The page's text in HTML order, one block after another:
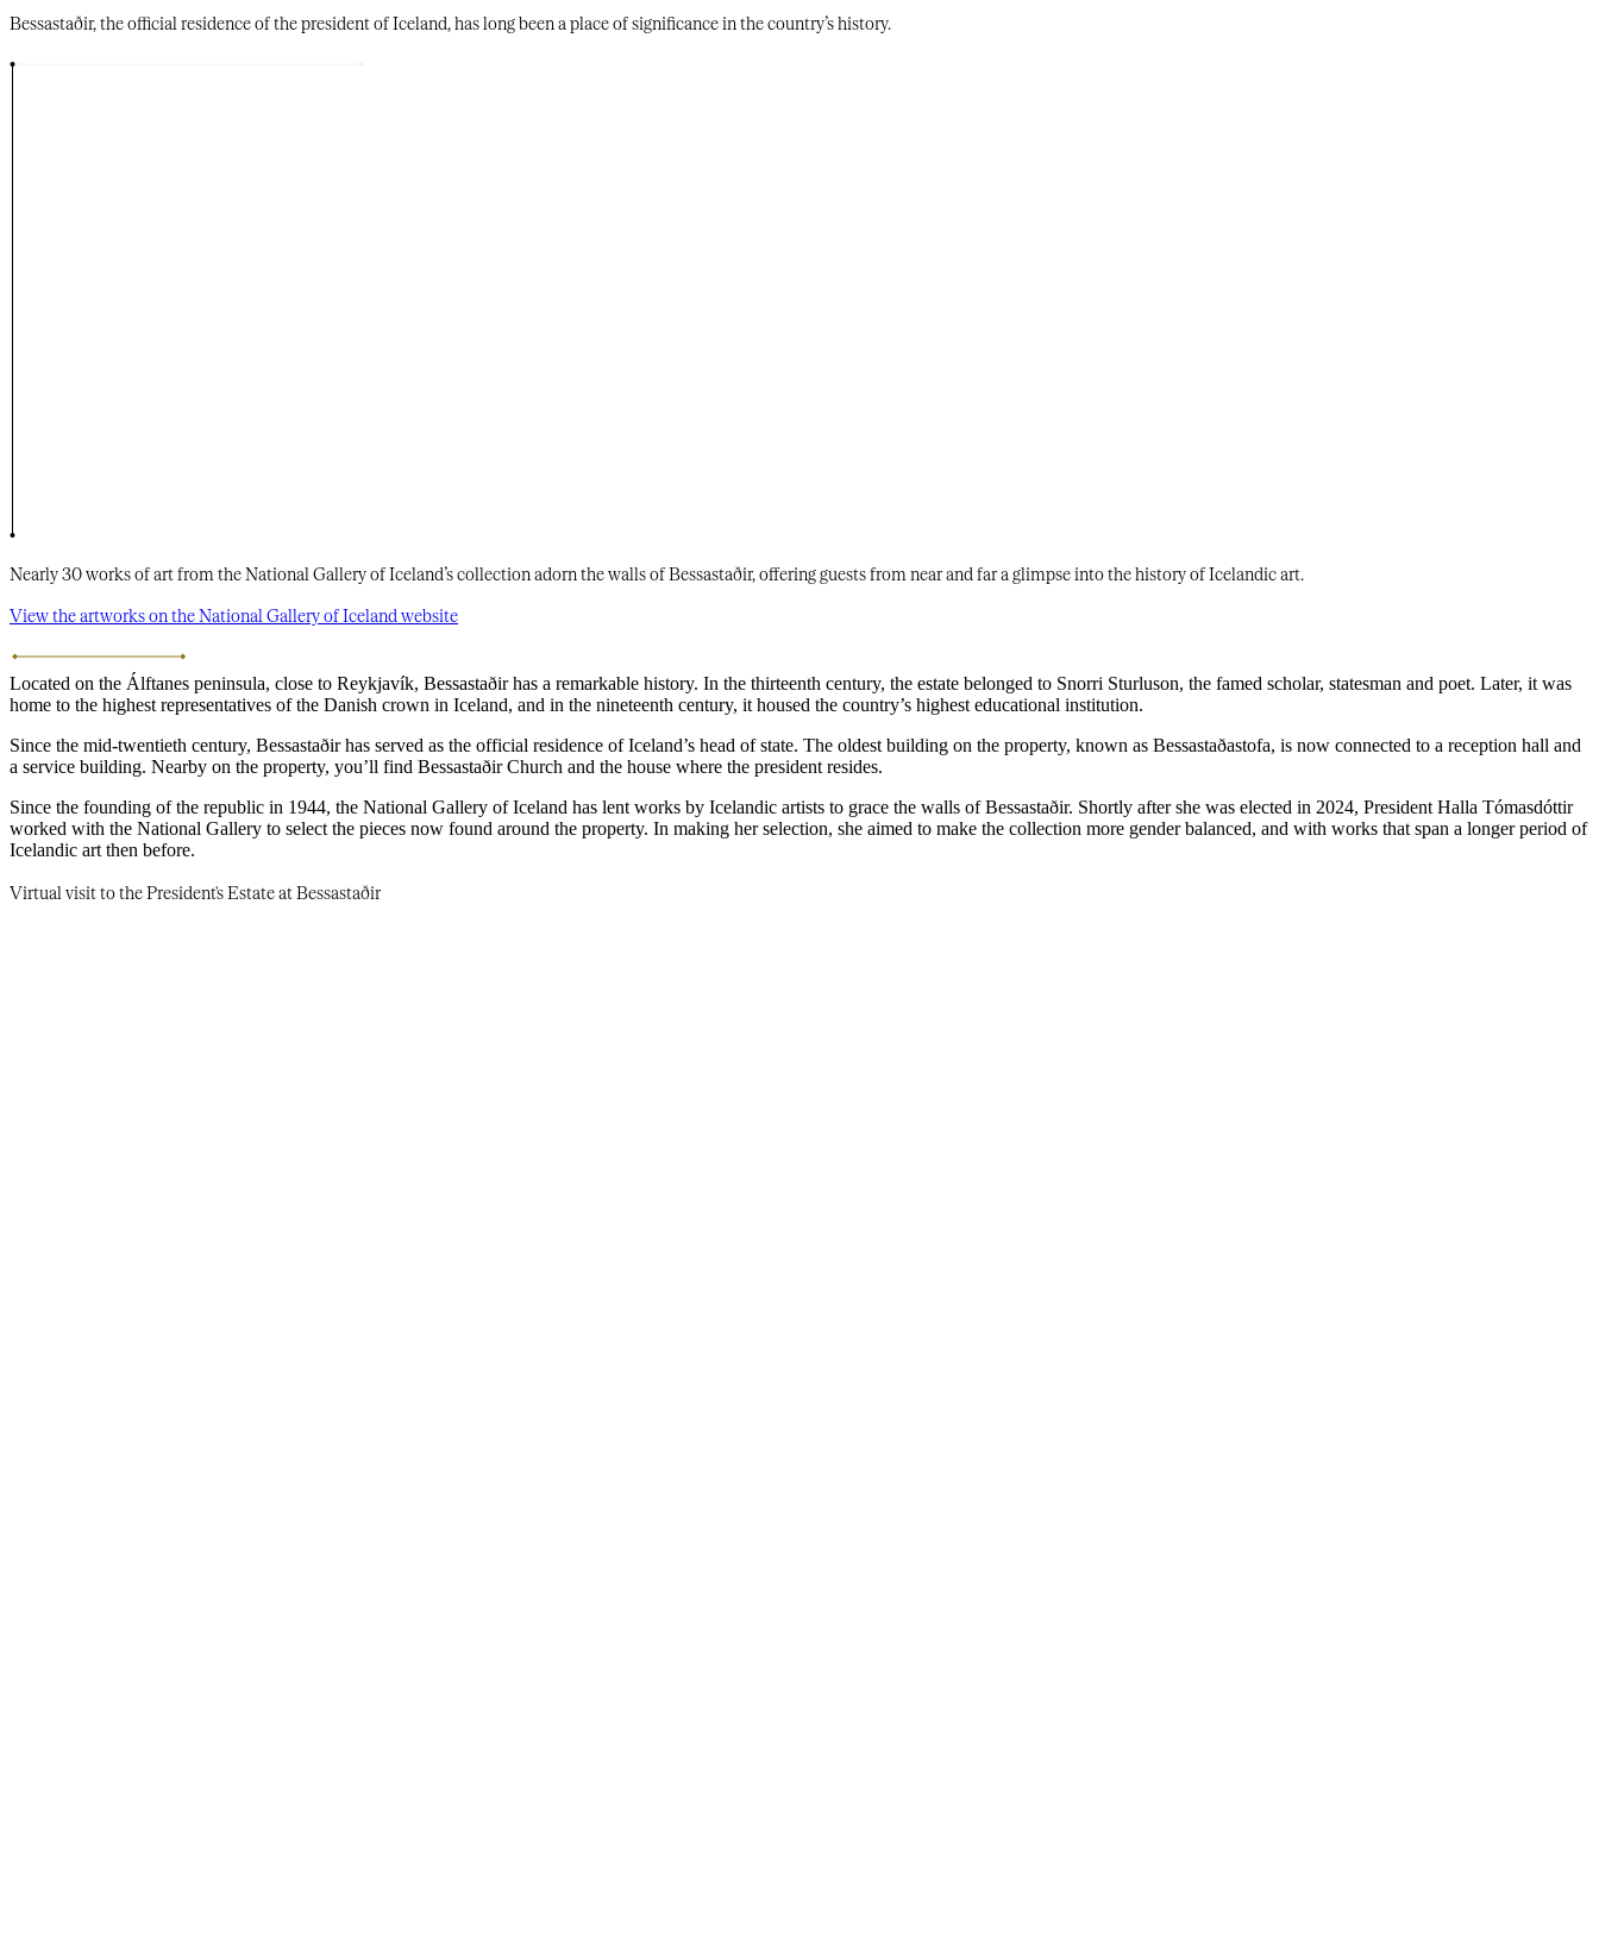
Bessastaðir, the official residence of the president of Iceland, has long been a place of significance in the country’s history.​​​​‌ ‍ ​‍​‍‌‍ ‌ ​‍‌‍‍‌‌‍‌ ‌‍‍‌‌‍ ‍​‍​‍​ ‍‍​‍​‍‌ ​ ‌‍​‌‌‍ ‍‌‍‍‌‌ ‌​‌ ‍‌​‍ ‍‌‍‍‌‌‍ ​‍​‍​‍ ​​‍​‍‌‍‍​‌ ​‍‌‍‌‌‌‍‌‍​‍​‍​ ‍‍​‍​‍‌‍‍​‌ ‌​‌ ‌​‌ ​​‌ ​ ​‍ ​‍ ‌‍‌‍‌‍ ‌ ​‍‌ ​ ‌‍‌‌‌ ‌​‌‍‍‌​‍ ‌‌‍‍‌‌ ​ ‌‍ ​‌‍​‌‌‍ ‍‌‍‌​‌ ​ ​‍ ‍‌ ‌‍‌‍‌‌‌ ​‍‌‍​ ‌‍‌‌‌‍ ​​‍ ‍‌‍​‌‌ ​​‌ ​​​‍ ‌ ​ ‌ ‌​‌ ‌‌‌‍‌​‌‍‍‌‌‍ ​‍ ‌‍‍‌‌‍ ‍‌ ‌​‌‍‌‌‌‍ ‍‌ ‌​​‍ ‌‍‌‌‌‍‌​‌‍‍‌‌ ‌​​‍ ‌‍ ‌‌‍ ‌‍‌​‌‍‌‌​ ‌‌ ​​‌ ​‍‌‍‌‌‌ ​ ‌‍‌‌‌‍ ‍‌ ‌​‌‍​‌‌ ‌​‌‍‍‌‌‍ ‌‍ ‍​ ‍ ‌‍‍‌‌‍‌​​ ‌‌‍​ ‌‍​‍​ ‌​‌‍‌‌​ ​ ‌‍​‌‌‍​ ‌‍​‍​‍ ‌​ ‌‍​ ‍​​ ​‍​ ​ ​‍ ‌​ ‌​‌‍​ ​ ‌​​ ‌​​‍ ‌​ ‍​‌‍​‍‌‍‌​‌‍‌‌​‍ ‌​ ​‌‌‍​‌‌‍​‌‌‍​‍‌‍‌‌​ ‍‌​ ​‌‌‍​‌​ ‍‌‌‍‌‍‌‍​‌​ ​ ​ ‍ ‌ ‌​‌ ‍‌‌ ​​‌‍‌‌​ ‌‌ ​​‌‍​‌‌‍‌ ‌‍‌‌​ ‍ ‌ ​​‌‍​‌‌ ‌​‌‍‍​​ ‌‌ ​​‌‍​‌‌‍‌ ‌‍‌‌‌​​‍‌ ‌‌‌‍‍‌‌‍ ​‌‍‌​‌‍‌‌‌ ​‍​‍‌‌​ ‌‌‌​​‍‌‌ ‌‍‍ ‌‍‌‌‌ ‍‌​‍‌‌​ ​ ‌​‌​​‍‌‌​ ​ ‌​‌​​‍‌‌​ ​‍​ ​‍‌‍​ ‌‍‌​‌‍‌‍‌‍​‌​ ‍​​ ​ ‌‍​‌​ ‍​​ ​‌​ ‍‌​ ​​​ ​‌​‍‌‌​ ​‍​ ​‍​‍‌‌​ ‌‌‌​‌​​‍ ‍‌ ‌​‌‍‌‌‌ ‍​‌ ‌​​ ‌‍​‍‌‍​‌‌ ​ ‌‍‌‌‌‌‌‌‌ ​‍‌‍ ​​ ‌‌‍‍​‌ ‌​‌ ‌​‌ ​​‌ ​ ​‍‌‌​ ​‍‌​‌‍​‍‌‌​ ​‍‌​‌‍‌‍‌‍‌‍ ‌ ​‍‌ ​ ‌‍‌‌‌ ‌​‌‍‍‌​‍ ‌‌‍‍‌‌ ​ ‌‍ ​‌‍​‌‌‍ ‍‌‍‌​‌ ​ ​‍ ‍‌ ‌‍‌‍‌‌‌ ​‍‌‍​ ‌‍‌‌‌‍ ​​‍ ‍‌‍​‌‌ ​​‌ ​​​‍‌‌​ ​‍‌​‌‍‌ ​ ‌ ‌​‌ ‌‌‌‍‌​‌‍‍‌‌‍ ​‍‌‍‌‍‍‌‌‍‌​​ ‌‌‍​ ‌‍​‍​ ‌​‌‍‌‌​ ​ ‌‍​‌‌‍​ ‌‍​‍​‍ ‌​ ‌‍​ ‍​​ ​‍​ ​ ​‍ ‌​ ‌​‌‍​ ​ ‌​​ ‌​​‍ ‌​ ‍​‌‍​‍‌‍‌​‌‍‌‌​‍ ‌​ ​‌‌‍​‌‌‍​‌‌‍​‍‌‍‌‌​ ‍‌​ ​‌‌‍​‌​ ‍‌‌‍‌‍‌‍​‌​ ​ ​‍‌‍‌ ‌​‌ ‍‌‌ ​​‌‍‌‌​ ‌‌ ​​‌‍​‌‌‍‌ ‌‍‌‌​‍‌‍‌ ​​‌‍​‌‌ ‌​‌‍‍​​ ‌‌ ​​‌‍​‌‌‍‌ ‌‍‌‌‌​​‍‌ ‌‌‌‍‍‌‌‍ ​‌‍‌​‌‍‌‌‌ ​‍​‍‌‌​ ‌‌‌​​‍‌‌ ‌‍‍ ‌‍‌‌‌ ‍‌​‍‌‌​ ​ ‌​‌​​‍‌‌​ ​ ‌​‌​​‍‌‌​ ​‍​ ​‍‌‍​ ‌‍‌​‌‍‌‍‌‍​‌​ ‍​​ ​ ‌‍​‌​ ‍​​ ​‌​ ‍‌​ ​​​ ​‌​‍‌‌​ ​‍​ ​‍​‍‌‌​ ‌‌‌​‌​​‍ ‍‌ ‌​‌‍‌‌‌ ‍​‌ ‌​​‍‌‍‌ ​​‌‍‌‌‌ ​‍‌ ​ ‌ ​​‌‍‌‌‌‍​ ‌ ‌​‌‍‍‌‌ ‌‍‌‍‌‌​ ‌‌ ​​‌ ‌‌‌‍​‍‌‍ ​‌‍‍‌‌ ​ ‌‍‍​‌‍‌‌‌‍‌​​‍​‍‌ ‌
Nearly 30 works of art from the National Gallery of Iceland’s collection adorn the walls of Bessastaðir, offering guests from near and far a glimpse into the history of Icelandic art.​​​​‌ ‍ ​‍​‍‌‍ ‌ ​‍‌‍‍‌‌‍‌ ‌‍‍‌‌‍ ‍​‍​‍​ ‍‍​‍​‍‌ ​ ‌‍​‌‌‍ ‍‌‍‍‌‌ ‌​‌ ‍‌​‍ ‍‌‍‍‌‌‍ ​‍​‍​‍ ​​‍​‍‌‍‍​‌ ​‍‌‍‌‌‌‍‌‍​‍​‍​ ‍‍​‍​‍‌‍‍​‌ ‌​‌ ‌​‌ ​​‌ ​ ​‍ ​‍ ‌‍‌‍‌‍ ‌ ​‍‌ ​ ‌‍‌‌‌ ‌​‌‍‍‌​‍ ‌‌‍‍‌‌ ​ ‌‍ ​‌‍​‌‌‍ ‍‌‍‌​‌ ​ ​‍ ‍‌ ‌‍‌‍‌‌‌ ​‍‌‍​ ‌‍‌‌‌‍ ​​‍ ‍‌‍​‌‌ ​​‌ ​​​‍ ‌ ​ ‌ ‌​‌ ‌‌‌‍‌​‌‍‍‌‌‍ ​‍ ‌‍‍‌‌‍ ‍‌ ‌​‌‍‌‌‌‍ ‍‌ ‌​​‍ ‌‍‌‌‌‍‌​‌‍‍‌‌ ‌​​‍ ‌‍ ‌‌‍ ‌‍‌​‌‍‌‌​ ‌‌ ​​‌ ​‍‌‍‌‌‌ ​ ‌‍‌‌‌‍ ‍‌ ‌​‌‍​‌‌ ‌​‌‍‍‌‌‍ ‌‍ ‍​ ‍ ‌‍‍‌‌‍‌​​ ‌‌‍​ ‌‍​‍​ ‌​‌‍‌‌​ ​ ‌‍​‌‌‍​ ‌‍​‍​‍ ‌​ ‌‍​ ‍​​ ​‍​ ​ ​‍ ‌​ ‌​‌‍​ ​ ‌​​ ‌​​‍ ‌​ ‍​‌‍​‍‌‍‌​‌‍‌‌​‍ ‌​ ​‌‌‍​‌‌‍​‌‌‍​‍‌‍‌‌​ ‍‌​ ​‌‌‍​‌​ ‍‌‌‍‌‍‌‍​‌​ ​ ​ ‍ ‌ ‌​‌ ‍‌‌ ​​‌‍‌‌​ ‌‌ ​​‌‍​‌‌‍‌ ‌‍‌‌​ ‍ ‌ ​​‌‍​‌‌ ‌​‌‍‍​​ ‌‌ ​​‌‍​‌‌‍‌ ‌‍‌‌‌​​‍‌ ‌‌‌‍‍‌‌‍ ​‌‍‌​‌‍‌‌‌ ​‍​‍‌‌​ ‌‌‌​​‍‌‌ ‌‍‍ ‌‍‌‌‌ ‍‌​‍‌‌​ ​ ‌​‌​​‍‌‌​ ​ ‌​‌​​‍‌‌​ ​‍​ ​‍‌‍‌​‌‍​‌‌‍​‌​ ‌​​ ​ ​ ‌‌‌‍‌​‌‍‌‍​ ‌‌​ ‌‌​ ​​​ ‍​​‍‌‌​ ​‍​ ​‍​‍‌‌​ ‌‌‌​‌​​‍ ‍‌‍​ ‌‍​‌‌‍ ​‌‍ ​‌‌‌​‌‍ ‌​​‌‌‍​ ‌ ‌​‌‍‍‌‌‍ ‌‍ ‍​‍ ‍‌‍‌​‌‍‌‌‌ ​ ‌‍​ ‌ ​‍‌‍‍‌‌ ​​‌ ‌​‌‍‍‌‌‍ ‌‍ ‍​ ‌‍​‍‌‍​‌‌ ​ ‌‍‌‌‌‌‌‌‌ ​‍‌‍ ​​ ‌‌‍‍​‌ ‌​‌ ‌​‌ ​​‌ ​ ​‍‌‌​ ​‍‌​‌‍​‍‌‌​ ​‍‌​‌‍‌‍‌‍‌‍ ‌ ​‍‌ ​ ‌‍‌‌‌ ‌​‌‍‍‌​‍ ‌‌‍‍‌‌ ​ ‌‍ ​‌‍​‌‌‍ ‍‌‍‌​‌ ​ ​‍ ‍‌ ‌‍‌‍‌‌‌ ​‍‌‍​ ‌‍‌‌‌‍ ​​‍ ‍‌‍​‌‌ ​​‌ ​​​‍‌‌​ ​‍‌​‌‍‌ ​ ‌ ‌​‌ ‌‌‌‍‌​‌‍‍‌‌‍ ​‍‌‍‌‍‍‌‌‍‌​​ ‌‌‍​ ‌‍​‍​ ‌​‌‍‌‌​ ​ ‌‍​‌‌‍​ ‌‍​‍​‍ ‌​ ‌‍​ ‍​​ ​‍​ ​ ​‍ ‌​ ‌​‌‍​ ​ ‌​​ ‌​​‍ ‌​ ‍​‌‍​‍‌‍‌​‌‍‌‌​‍ ‌​ ​‌‌‍​‌‌‍​‌‌‍​‍‌‍‌‌​ ‍‌​ ​‌‌‍​‌​ ‍‌‌‍‌‍‌‍​‌​ ​ ​‍‌‍‌ ‌​‌ ‍‌‌ ​​‌‍‌‌​ ‌‌ ​​‌‍​‌‌‍‌ ‌‍‌‌​‍‌‍‌ ​​‌‍​‌‌ ‌​‌‍‍​​ ‌‌ ​​‌‍​‌‌‍‌ ‌‍‌‌‌​​‍‌ ‌‌‌‍‍‌‌‍ ​‌‍‌​‌‍‌‌‌ ​‍​‍‌‌​ ‌‌‌​​‍‌‌ ‌‍‍ ‌‍‌‌‌ ‍‌​‍‌‌​ ​ ‌​‌​​‍‌‌​ ​ ‌​‌​​‍‌‌​ ​‍​ ​‍‌‍‌​‌‍​‌‌‍​‌​ ‌​​ ​ ​ ‌‌‌‍‌​‌‍‌‍​ ‌‌​ ‌‌​ ​​​ ‍​​‍‌‌​ ​‍​ ​‍​‍‌‌​ ‌‌‌​‌​​‍ ‍‌‍​ ‌‍​‌‌‍ ​‌‍ ​‌‌‌​‌‍ ‌​​‌‌‍​ ‌ ‌​‌‍‍‌‌‍ ‌‍ ‍​‍ ‍‌‍‌​‌‍‌‌‌ ​ ‌‍​ ‌ ​‍‌‍‍‌‌ ​​‌ ‌​‌‍‍‌‌‍ ‌‍ ‍​‍‌‍‌ ​​‌‍‌‌‌ ​‍‌ ​ ‌ ​​‌‍‌‌‌‍​ ‌ ‌​‌‍‍‌‌ ‌‍‌‍‌‌​ ‌‌ ​​‌ ‌‌‌‍​‍‌‍ ​‌‍‍‌‌ ​ ‌‍‍​‌‍‌‌‌‍‌​​‍​‍‌ ‌
View the artworks on the National Gallery of Iceland website​​​​‌ ‍ ​‍​‍‌‍ ‌ ​‍‌‍‍‌‌‍‌ ‌‍‍‌‌‍ ‍​‍​‍​ ‍‍​‍​‍‌ ​ ‌‍​‌‌‍ ‍‌‍‍‌‌ ‌​‌ ‍‌​‍ ‍‌‍‍‌‌‍ ​‍​‍​‍ ​​‍​‍‌‍‍​‌ ​‍‌‍‌‌‌‍‌‍​‍​‍​ ‍‍​‍​‍‌‍‍​‌ ‌​‌ ‌​‌ ​​‌ ​ ​‍ ​‍ ‌‍‌‍‌‍ ‌ ​‍‌ ​ ‌‍‌‌‌ ‌​‌‍‍‌​‍ ‌‌‍‍‌‌ ​ ‌‍ ​‌‍​‌‌‍ ‍‌‍‌​‌ ​ ​‍ ‍‌ ‌‍‌‍‌‌‌ ​‍‌‍​ ‌‍‌‌‌‍ ​​‍ ‍‌‍​‌‌ ​​‌ ​​​‍ ‌ ​ ‌ ‌​‌ ‌‌‌‍‌​‌‍‍‌‌‍ ​‍ ‌‍‍‌‌‍ ‍‌ ‌​‌‍‌‌‌‍ ‍‌ ‌​​‍ ‌‍‌‌‌‍‌​‌‍‍‌‌ ‌​​‍ ‌‍ ‌‌‍ ‌‍‌​‌‍‌‌​ ‌‌ ​​‌ ​‍‌‍‌‌‌ ​ ‌‍‌‌‌‍ ‍‌ ‌​‌‍​‌‌ ‌​‌‍‍‌‌‍ ‌‍ ‍​ ‍ ‌‍‍‌‌‍‌​​ ‌‌‍​ ‌‍​‍​ ‌​‌‍‌‌​ ​ ‌‍​‌‌‍​ ‌‍​‍​‍ ‌​ ‌‍​ ‍​​ ​‍​ ​ ​‍ ‌​ ‌​‌‍​ ​ ‌​​ ‌​​‍ ‌​ ‍​‌‍​‍‌‍‌​‌‍‌‌​‍ ‌​ ​‌‌‍​‌‌‍​‌‌‍​‍‌‍‌‌​ ‍‌​ ​‌‌‍​‌​ ‍‌‌‍‌‍‌‍​‌​ ​ ​ ‍ ‌ ‌​‌ ‍‌‌ ​​‌‍‌‌​ ‌‌ ​​‌‍​‌‌‍‌ ‌‍‌‌​ ‍ ‌ ​​‌‍​‌‌ ‌​‌‍‍​​ ‌‌ ​​‌‍​‌‌‍‌ ‌‍‌‌‌​​‍‌ ‌‌‌‍‍‌‌‍ ​‌‍‌​‌‍‌‌‌ ​‍​‍‌‌​ ‌‌‌​​‍‌‌ ‌‍‍ ‌‍‌‌‌ ‍‌​‍‌‌​ ​ ‌​‌​​‍‌‌​ ​ ‌​‌​​‍‌‌​ ​‍​ ​‍‌‍‌​‌‍​‌‌‍​‌​ ‌​​ ​ ​ ‌‌‌‍‌​‌‍‌‍​ ‌‌​ ‌‌​ ​​​ ‍​​‍‌‌​ ​‍​ ​‍​‍‌‌​ ‌‌‌​‌​​‍ ‍‌‍​ ‌‍​‌‌‍ ​‌‍ ​‌‌‌​‌‍ ‌​​‌‌‍​ ‌ ‌​‌‍‍‌‌‍ ‌‍ ‍​‍ ‍‌‍​ ‌ ‌​‌‍​‌​‍ ‍‌‍ ‍‌‍​‌‌‍ ‌‌‍‌‌​ ‌‍​‍‌‍​‌‌ ​ ‌‍‌‌‌‌‌‌‌ ​‍‌‍ ​​ ‌‌‍‍​‌ ‌​‌ ‌​‌ ​​‌ ​ ​‍‌‌​ ​‍‌​‌‍​‍‌‌​ ​‍‌​‌‍‌‍‌‍‌‍ ‌ ​‍‌ ​ ‌‍‌‌‌ ‌​‌‍‍‌​‍ ‌‌‍‍‌‌ ​ ‌‍ ​‌‍​‌‌‍ ‍‌‍‌​‌ ​ ​‍ ‍‌ ‌‍‌‍‌‌‌ ​‍‌‍​ ‌‍‌‌‌‍ ​​‍ ‍‌‍​‌‌ ​​‌ ​​​‍‌‌​ ​‍‌​‌‍‌ ​ ‌ ‌​‌ ‌‌‌‍‌​‌‍‍‌‌‍ ​‍‌‍‌‍‍‌‌‍‌​​ ‌‌‍​ ‌‍​‍​ ‌​‌‍‌‌​ ​ ‌‍​‌‌‍​ ‌‍​‍​‍ ‌​ ‌‍​ ‍​​ ​‍​ ​ ​‍ ‌​ ‌​‌‍​ ​ ‌​​ ‌​​‍ ‌​ ‍​‌‍​‍‌‍‌​‌‍‌‌​‍ ‌​ ​‌‌‍​‌‌‍​‌‌‍​‍‌‍‌‌​ ‍‌​ ​‌‌‍​‌​ ‍‌‌‍‌‍‌‍​‌​ ​ ​‍‌‍‌ ‌​‌ ‍‌‌ ​​‌‍‌‌​ ‌‌ ​​‌‍​‌‌‍‌ ‌‍‌‌​‍‌‍‌ ​​‌‍​‌‌ ‌​‌‍‍​​ ‌‌ ​​‌‍​‌‌‍‌ ‌‍‌‌‌​​‍‌ ‌‌‌‍‍‌‌‍ ​‌‍‌​‌‍‌‌‌ ​‍​‍‌‌​ ‌‌‌​​‍‌‌ ‌‍‍ ‌‍‌‌‌ ‍‌​‍‌‌​ ​ ‌​‌​​‍‌‌​ ​ ‌​‌​​‍‌‌​ ​‍​ ​‍‌‍‌​‌‍​‌‌‍​‌​ ‌​​ ​ ​ ‌‌‌‍‌​‌‍‌‍​ ‌‌​ ‌‌​ ​​​ ‍​​‍‌‌​ ​‍​ ​‍​‍‌‌​ ‌‌‌​‌​​‍ ‍‌‍​ ‌‍​‌‌‍ ​‌‍ ​‌‌‌​‌‍ ‌​​‌‌‍​ ‌ ‌​‌‍‍‌‌‍ ‌‍ ‍​‍ ‍‌‍​ ‌ ‌​‌‍​‌​‍ ‍‌‍ ‍‌‍​‌‌‍ ‌‌‍‌‌​‍‌‍‌ ​​‌‍‌‌‌ ​‍‌ ​ ‌ ​​‌‍‌‌‌‍​ ‌ ‌​‌‍‍‌‌ ‌‍‌‍‌‌​ ‌‌ ​​‌ ‌‌‌‍​‍‌‍ ​‌‍‍‌‌ ​ ‌‍‍​‌‍‌‌‌‍‌​​‍​‍‌ ‌
Located on the Álftanes peninsula, close to Reykjavík, Bessastaðir has a remarkable history. In the thirteenth century, the estate belonged to Snorri Sturluson, the famed scholar, statesman and poet. Later, it was
home to the highest representatives of the Danish crown in Iceland, and in the nineteenth century, it housed the country’s highest educational institution. ​​​​‌ ‍ ​‍​‍‌‍ ‌ ​‍‌‍‍‌‌‍‌ ‌‍‍‌‌‍ ‍​‍​‍​ ‍‍​‍​‍‌ ​ ‌‍​‌‌‍ ‍‌‍‍‌‌ ‌​‌ ‍‌​‍ ‍‌‍‍‌‌‍ ​‍​‍​‍ ​​‍​‍‌‍‍​‌ ​‍‌‍‌‌‌‍‌‍​‍​‍​ ‍‍​‍​‍‌‍‍​‌ ‌​‌ ‌​‌ ​​‌ ​ ​‍ ​‍ ‌‍‌‍‌‍ ‌ ​‍‌ ​ ‌‍‌‌‌ ‌​‌‍‍‌​‍ ‌‌‍‍‌‌ ​ ‌‍ ​‌‍​‌‌‍ ‍‌‍‌​‌ ​ ​‍ ‍‌ ‌‍‌‍‌‌‌ ​‍‌‍​ ‌‍‌‌‌‍ ​​‍ ‍‌‍​‌‌ ​​‌ ​​​‍ ‌ ​ ‌ ‌​‌ ‌‌‌‍‌​‌‍‍‌‌‍ ​‍ ‌‍‍‌‌‍ ‍‌ ‌​‌‍‌‌‌‍ ‍‌ ‌​​‍ ‌‍‌‌‌‍‌​‌‍‍‌‌ ‌​​‍ ‌‍ ‌‌‍ ‌‍‌​‌‍‌‌​ ‌‌ ​​‌ ​‍‌‍‌‌‌ ​ ‌‍‌‌‌‍ ‍‌ ‌​‌‍​‌‌ ‌​‌‍‍‌‌‍ ‌‍ ‍​ ‍ ‌‍‍‌‌‍‌​​ ‌‌‍​ ‌‍​‍​ ‌​‌‍‌‌​ ​ ‌‍​‌‌‍​ ‌‍​‍​‍ ‌​ ‌‍​ ‍​​ ​‍​ ​ ​‍ ‌​ ‌​‌‍​ ​ ‌​​ ‌​​‍ ‌​ ‍​‌‍​‍‌‍‌​‌‍‌‌​‍ ‌​ ​‌‌‍​‌‌‍​‌‌‍​‍‌‍‌‌​ ‍‌​ ​‌‌‍​‌​ ‍‌‌‍‌‍‌‍​‌​ ​ ​ ‍ ‌ ‌​‌ ‍‌‌ ​​‌‍‌‌​ ‌‌ ​​‌‍​‌‌‍‌ ‌‍‌‌​ ‍ ‌ ​​‌‍​‌‌ ‌​‌‍‍​​ ‌‌ ​​‌‍​‌‌‍‌ ‌‍‌‌‌​​‍‌ ‌‌‌‍‍‌‌‍ ​‌‍‌​‌‍‌‌‌ ​‍​‍‌‌​ ‌‌‌​​‍‌‌ ‌‍‍ ‌‍‌‌‌ ‍‌​‍‌‌​ ​ ‌​‌​​‍‌‌​ ​ ‌​‌​​‍‌‌​ ​‍​ ​‍‌‍‌​‌‍​‌‌‍​‌​ ‌​​ ​ ​ ‌‌‌‍‌​‌‍‌‍​ ‌‌​ ‌‌​ ​​​ ‍​​‍‌‌​ ​‍​ ​‍​‍‌‌​ ‌‌‌​‌​​‍ ‍‌‍​ ‌‍ ‌‍ ‍‌ ‌​‌‍‌‌‌‍ ‍‌ ‌​​‍‌‌​ ‌‌‌​​‍‌‌ ‌‍‍ ‌‍‌‌‌ ‍‌​‍‌‌​ ​ ‌​‌​​‍‌‌​ ​ ‌​‌​​‍‌‌​ ​‍​ ​‍​ ‌ ​ ‍​​ ​‌​ ​​​ ​​‌‍‌‍​ ‍‌​ ​‍​ ‍​‌‍​ ‌‍‌‍‌‍‌​​‍‌‌​ ​‍​ ​‍​‍‌‌​ ‌‌‌​‌​​‍ ‍‌‍​ ‌‍‍​‌‍‍‌‌‍ ​‌‍‌​‌ ​‍‌‍‌‌‌‍ ‍​‍‌‌​ ‌‌‌​​‍‌‌ ‌‍‍ ‌‍‌‌‌ ‍‌​‍‌‌​ ​ ‌​‌​​‍‌‌​ ​ ‌​‌​​‍‌‌​ ​‍​ ​‍​ ‌‌​ ‌ ‌‍​‍‌‍​ ‌‍‌​​ ‌‌​ ‌‍‌‍​‌‌‍‌‌‌‍‌‌​ ‍​‌‍‌‍​‍‌‌​ ​‍​ ​‍​‍‌‌​ ‌‌‌​‌​​‍ ‍‌ ‌​‌‍‌‌‌ ‍​‌ ‌​​ ‌‍​‍‌‍​‌‌ ​ ‌‍‌‌‌‌‌‌‌ ​‍‌‍ ​​ ‌‌‍‍​‌ ‌​‌ ‌​‌ ​​‌ ​ ​‍‌‌​ ​‍‌​‌‍​‍‌‌​ ​‍‌​‌‍‌‍‌‍‌‍ ‌ ​‍‌ ​ ‌‍‌‌‌ ‌​‌‍‍‌​‍ ‌‌‍‍‌‌ ​ ‌‍ ​‌‍​‌‌‍ ‍‌‍‌​‌ ​ ​‍ ‍‌ ‌‍‌‍‌‌‌ ​‍‌‍​ ‌‍‌‌‌‍ ​​‍ ‍‌‍​‌‌ ​​‌ ​​​‍‌‌​ ​‍‌​‌‍‌ ​ ‌ ‌​‌ ‌‌‌‍‌​‌‍‍‌‌‍ ​‍‌‍‌‍‍‌‌‍‌​​ ‌‌‍​ ‌‍​‍​ ‌​‌‍‌‌​ ​ ‌‍​‌‌‍​ ‌‍​‍​‍ ‌​ ‌‍​ ‍​​ ​‍​ ​ ​‍ ‌​ ‌​‌‍​ ​ ‌​​ ‌​​‍ ‌​ ‍​‌‍​‍‌‍‌​‌‍‌‌​‍ ‌​ ​‌‌‍​‌‌‍​‌‌‍​‍‌‍‌‌​ ‍‌​ ​‌‌‍​‌​ ‍‌‌‍‌‍‌‍​‌​ ​ ​‍‌‍‌ ‌​‌ ‍‌‌ ​​‌‍‌‌​ ‌‌ ​​‌‍​‌‌‍‌ ‌‍‌‌​‍‌‍‌ ​​‌‍​‌‌ ‌​‌‍‍​​ ‌‌ ​​‌‍​‌‌‍‌ ‌‍‌‌‌​​‍‌ ‌‌‌‍‍‌‌‍ ​‌‍‌​‌‍‌‌‌ ​‍​‍‌‌​ ‌‌‌​​‍‌‌ ‌‍‍ ‌‍‌‌‌ ‍‌​‍‌‌​ ​ ‌​‌​​‍‌‌​ ​ ‌​‌​​‍‌‌​ ​‍​ ​‍‌‍‌​‌‍​‌‌‍​‌​ ‌​​ ​ ​ ‌‌‌‍‌​‌‍‌‍​ ‌‌​ ‌‌​ ​​​ ‍​​‍‌‌​ ​‍​ ​‍​‍‌‌​ ‌‌‌​‌​​‍ ‍‌‍​ ‌‍ ‌‍ ‍‌ ‌​‌‍‌‌‌‍ ‍‌ ‌​​‍‌‌​ ‌‌‌​​‍‌‌ ‌‍‍ ‌‍‌‌‌ ‍‌​‍‌‌​ ​ ‌​‌​​‍‌‌​ ​ ‌​‌​​‍‌‌​ ​‍​ ​‍​ ‌ ​ ‍​​ ​‌​ ​​​ ​​‌‍‌‍​ ‍‌​ ​‍​ ‍​‌‍​ ‌‍‌‍‌‍‌​​‍‌‌​ ​‍​ ​‍​‍‌‌​ ‌‌‌​‌​​‍ ‍‌‍​ ‌‍‍​‌‍‍‌‌‍ ​‌‍‌​‌ ​‍‌‍‌‌‌‍ ‍​‍‌‌​ ‌‌‌​​‍‌‌ ‌‍‍ ‌‍‌‌‌ ‍‌​‍‌‌​ ​ ‌​‌​​‍‌‌​ ​ ‌​‌​​‍‌‌​ ​‍​ ​‍​ ‌‌​ ‌ ‌‍​‍‌‍​ ‌‍‌​​ ‌‌​ ‌‍‌‍​‌‌‍‌‌‌‍‌‌​ ‍​‌‍‌‍​‍‌‌​ ​‍​ ​‍​‍‌‌​ ‌‌‌​‌​​‍ ‍‌ ‌​‌‍‌‌‌ ‍​‌ ‌​​‍‌‍‌ ​​‌‍‌‌‌ ​‍‌ ​ ‌ ​​‌‍‌‌‌‍​ ‌ ‌​‌‍‍‌‌ ‌‍‌‍‌‌​ ‌‌ ​​‌ ‌‌‌‍​‍‌‍ ​‌‍‍‌‌ ​ ‌‍‍​‌‍‌‌‌‍‌​​‍​‍‌ ‌
Since the mid-twentieth century, Bessastaðir has served as the official residence of Iceland’s head of state. The oldest building on the property, known as Bessastaðastofa, is now connected to a reception hall and
a service building. Nearby on the property, you’ll find Bessastaðir Church and the house where the president resides. ‍ ​​‌ ‍‌​‍ ​‌ ‌​‌ ​​​​‍​‌‍​​​​ ​ ​​​ ​​​ ​​‌ ​‍​​‍ ‌​​‍​​‌ ​ ‌​​ ​​​ ​‍​ ​ ​‍ ‌​ ‌ ​ ‌​​ ‌​​‍ ‌​ ‌​ ‍‌​ ​ ​ ​​‌​ ‌ ​ ‌ ​ ‌ ​‍​ ‌​​ ​ ​ ‌‌​ ‌‌​ ​​​ ‍​ ​‍​ ​ ‌ ​ ‌ ​‍​ ‌​ ​ ‌ ​ ​ ​‍​ ​ ​ ‌ ​ ‌ ​‍​ ​ ​ ​ ​‍​ ‌​​ ​ ‌ ​ ‌ ​‍​ ​​​ ​​​‌ ‌​‌ ​ ‌ ​‌‍​ ​ ‌ ​ ​ ​​​ ​​​ ​​‌ ​‌​​ ​‍​ ​ ​‍ ‌​ ‌ ​ ‌​​ ‌​​‍ ‌​ ‌​ ‍‌​ ​ ​ ‌​‌ ‌ ​ ‌ ​ ‌ ​‍​ ‌​​ ​ ​ ‌‌​ ‌‌​ ​​​ ‍​ ​‍​ ​ ‌ ​ ‌ ​‍​ ‌​ ​ ‌ ​ ​ ​‍​ ​ ​ ‌ ​ ‌ ​‍​ ​ ​ ​ ​‍​ ‌​​ ​ ‌ ​ ‌ ​‍​ ​‍‌ ​ ‌ ​​​‌ ​ ‌​​​​‌ ‍ ​‍​‍‌‍ ‌ ​‍‌‍‍‌‌‍‌ ‌‍‍‌‌‍ ‍​‍​‍​ ‍‍​‍​‍‌ ​ ‌‍​‌‌‍ ‍‌‍‍‌‌ ‌​‌ ‍‌​‍ ‍‌‍‍‌‌‍ ​‍​‍​‍ ​​‍​‍‌‍‍​‌ ​‍‌‍‌‌‌‍‌‍​‍​‍​ ‍‍​‍​‍‌‍‍​‌ ‌​‌ ‌​‌ ​​‌ ​ ​‍ ​‍ ‌‍‌‍‌‍ ‌ ​‍‌ ​ ‌‍‌‌‌ ‌​‌‍‍‌​‍ ‌‌‍‍‌‌ ​ ‌‍ ​‌‍​‌‌‍ ‍‌‍‌​‌ ​ ​‍ ‍‌ ‌‍‌‍‌‌‌ ​‍‌‍​ ‌‍‌‌‌‍ ​​‍ ‍‌‍​‌‌ ​​‌ ​​​‍ ‌ ​ ‌ ‌​‌ ‌‌‌‍‌​‌‍‍‌‌‍ ​‍ ‌‍‍‌‌‍ ‍‌ ‌​‌‍‌‌‌‍ ‍‌ ‌​​‍ ‌‍‌‌‌‍‌​‌‍‍‌‌ ‌​​‍ ‌‍ ‌‌‍ ‌‍‌​‌‍‌‌​ ‌‌ ​​‌ ​‍‌‍‌‌‌ ​ ‌‍‌‌‌‍ ‍‌ ‌​‌‍​‌‌ ‌​‌‍‍‌‌‍ ‌‍ ‍​ ‍ ‌‍‍‌‌‍‌​​ ‌‌‍​ ‌‍​‍​ ‌​‌‍‌‌​ ​ ‌‍​‌‌‍​ ‌‍​‍​‍ ‌​ ‌‍​ ‍​​ ​‍​ ​ ​‍ ‌​ ‌​‌‍​ ​ ‌​​ ‌​​‍ ‌​ ‍​‌‍​‍‌‍‌​‌‍‌‌​‍ ‌​ ​‌‌‍​‌‌‍​‌‌‍​‍‌‍‌‌​ ‍‌​ ​‌‌‍​‌​ ‍‌‌‍‌‍‌‍​‌​ ​ ​ ‍ ‌ ‌​‌ ‍‌‌ ​​‌‍‌‌​ ‌‌ ​​‌‍​‌‌‍‌ ‌‍‌‌​ ‍ ‌ ​​‌‍​‌‌ ‌​‌‍‍​​ ‌‌ ​​‌‍​‌‌‍‌ ‌‍‌‌‌​​‍‌ ‌‌‌‍‍‌‌‍ ​‌‍‌​‌‍‌‌‌ ​‍​‍‌‌​ ‌‌‌​​‍‌‌ ‌‍‍ ‌‍‌‌‌ ‍‌​‍‌‌​ ​ ‌​‌​​‍‌‌​ ​ ‌​‌​​‍‌‌​ ​‍​ ​‍‌‍‌​‌‍​‌‌‍​‌​ ‌​​ ​ ​ ‌‌‌‍‌​‌‍‌‍​ ‌‌​ ‌‌​ ​​​ ‍​​‍‌‌​ ​‍​ ​‍​‍‌‌​ ‌‌‌​‌​​‍ ‍‌‍​ ‌‍ ‌‍ ‍‌ ‌​‌‍‌‌‌‍ ‍‌ ‌​​‍‌‌​ ‌‌‌​​‍‌‌ ‌‍‍ ‌‍‌‌‌ ‍‌​‍‌‌​ ​ ‌​‌​​‍‌‌​ ​ ‌​‌​​‍‌‌​ ​‍​ ​‍​ ‌‌​ ‌ ​ ‍​​ ‌‍​ ‌‌​ ‍​‌‍‌‍​ ‍​​ ‍‌‌‍​‍​ ‌‌​ ‍​​‍‌‌​ ​‍​ ​‍​‍‌‌​ ‌‌‌​‌​​‍ ‍‌‍​ ‌‍‍​‌‍‍‌‌‍ ​‌‍‌​‌ ​‍‌‍‌‌‌‍ ‍​‍‌‌​ ‌‌‌​​‍‌‌ ‌‍‍ ‌‍‌‌‌ ‍‌​‍‌‌​ ​ ‌​‌​​‍‌‌​ ​ ‌​‌​​‍‌‌​ ​‍​ ​‍​ ‌‌​ ‌ ‌‍​‍‌‍​ ‌‍‌​​ ‌‌​ ‌‍‌‍​‌‌‍‌‌‌‍‌‌​ ‍​‌‍‌‍​‍‌‌​ ​‍​ ​‍​‍‌‌​ ‌‌‌​‌​​‍ ‍‌ ‌​‌‍‌‌‌ ‍​‌ ‌​​ ‌‍​‍‌‍​‌‌ ​ ‌‍‌‌‌‌‌‌‌ ​‍‌‍ ​​ ‌‌‍‍​‌ ‌​‌ ‌​‌ ​​‌ ​ ​‍‌‌​ ​‍‌​‌‍​‍‌‌​ ​‍‌​‌‍‌‍‌‍‌‍ ‌ ​‍‌ ​ ‌‍‌‌‌ ‌​‌‍‍‌​‍ ‌‌‍‍‌‌ ​ ‌‍ ​‌‍​‌‌‍ ‍‌‍‌​‌ ​ ​‍ ‍‌ ‌‍‌‍‌‌‌ ​‍‌‍​ ‌‍‌‌‌‍ ​​‍ ‍‌‍​‌‌ ​​‌ ​​​‍‌‌​ ​‍‌​‌‍‌ ​ ‌ ‌​‌ ‌‌‌‍‌​‌‍‍‌‌‍ ​‍‌‍‌‍‍‌‌‍‌​​ ‌‌‍​ ‌‍​‍​ ‌​‌‍‌‌​ ​ ‌‍​‌‌‍​ ‌‍​‍​‍ ‌​ ‌‍​ ‍​​ ​‍​ ​ ​‍ ‌​ ‌​‌‍​ ​ ‌​​ ‌​​‍ ‌​ ‍​‌‍​‍‌‍‌​‌‍‌‌​‍ ‌​ ​‌‌‍​‌‌‍​‌‌‍​‍‌‍‌‌​ ‍‌​ ​‌‌‍​‌​ ‍‌‌‍‌‍‌‍​‌​ ​ ​‍‌‍‌ ‌​‌ ‍‌‌ ​​‌‍‌‌​ ‌‌ ​​‌‍​‌‌‍‌ ‌‍‌‌​‍‌‍‌ ​​‌‍​‌‌ ‌​‌‍‍​​ ‌‌ ​​‌‍​‌‌‍‌ ‌‍‌‌‌​​‍‌ ‌‌‌‍‍‌‌‍ ​‌‍‌​‌‍‌‌‌ ​‍​‍‌‌​ ‌‌‌​​‍‌‌ ‌‍‍ ‌‍‌‌‌ ‍‌​‍‌‌​ ​ ‌​‌​​‍‌‌​ ​ ‌​‌​​‍‌‌​ ​‍​ ​‍‌‍‌​‌‍​‌‌‍​‌​ ‌​​ ​ ​ ‌‌‌‍‌​‌‍‌‍​ ‌‌​ ‌‌​ ​​​ ‍​​‍‌‌​ ​‍​ ​‍​‍‌‌​ ‌‌‌​‌​​‍ ‍‌‍​ ‌‍ ‌‍ ‍‌ ‌​‌‍‌‌‌‍ ‍‌ ‌​​‍‌‌​ ‌‌‌​​‍‌‌ ‌‍‍ ‌‍‌‌‌ ‍‌​‍‌‌​ ​ ‌​‌​​‍‌‌​ ​ ‌​‌​​‍‌‌​ ​‍​ ​‍​ ‌‌​ ‌ ​ ‍​​ ‌‍​ ‌‌​ ‍​‌‍‌‍​ ‍​​ ‍‌‌‍​‍​ ‌‌​ ‍​​‍‌‌​ ​‍​ ​‍​‍‌‌​ ‌‌‌​‌​​‍ ‍‌‍​ ‌‍‍​‌‍‍‌‌‍ ​‌‍‌​‌ ​‍‌‍‌‌‌‍ ‍​‍‌‌​ ‌‌‌​​‍‌‌ ‌‍‍ ‌‍‌‌‌ ‍‌​‍‌‌​ ​ ‌​‌​​‍‌‌​ ​ ‌​‌​​‍‌‌​ ​‍​ ​‍​ ‌‌​ ‌ ‌‍​‍‌‍​ ‌‍‌​​ ‌‌​ ‌‍‌‍​‌‌‍‌‌‌‍‌‌​ ‍​‌‍‌‍​‍‌‌​ ​‍​ ​‍​‍‌‌​ ‌‌‌​‌​​‍ ‍‌ ‌​‌‍‌‌‌ ‍​‌ ‌​​‍‌‍‌ ​​‌‍‌‌‌ ​‍‌ ​ ‌ ​​‌‍‌‌‌‍​ ‌ ‌​‌‍‍‌‌ ‌‍‌‍‌‌​ ‌‌ ​​‌ ‌‌‌‍​‍‌‍ ​‌‍‍‌‌ ​ ‌‍‍​‌‍‌‌‌‍‌​​‍​‍‌ ‌
Since the founding of the republic in 1944, the National Gallery of Iceland has lent works by Icelandic artists to grace the walls of Bessastaðir. Shortly after she was elected in 2024, President Halla Tómasdóttir
worked with the National Gallery to select the pieces now found around the property. In making her selection, she aimed to make the collection more gender balanced, and with works that span a longer period of
Icelandic art then before.​​​​‌ ‍ ​‍​‍‌‍ ‌ ​‍‌‍‍‌‌‍‌ ‌‍‍‌‌‍ ‍​‍​‍​ ‍‍​‍​‍‌ ​ ‌‍​‌‌‍ ‍‌‍‍‌‌ ‌​‌ ‍‌​‍ ‍‌‍‍‌‌‍ ​‍​‍​‍ ​​‍​‍‌‍‍​‌ ​‍‌‍‌‌‌‍‌‍​‍​‍​ ‍‍​‍​‍‌‍‍​‌ ‌​‌ ‌​‌ ​​‌ ​ ​‍ ​‍ ‌‍‌‍‌‍ ‌ ​‍‌ ​ ‌‍‌‌‌ ‌​‌‍‍‌​‍ ‌‌‍‍‌‌ ​ ‌‍ ​‌‍​‌‌‍ ‍‌‍‌​‌ ​ ​‍ ‍‌ ‌‍‌‍‌‌‌ ​‍‌‍​ ‌‍‌‌‌‍ ​​‍ ‍‌‍​‌‌ ​​‌ ​​​‍ ‌ ​ ‌ ‌​‌ ‌‌‌‍‌​‌‍‍‌‌‍ ​‍ ‌‍‍‌‌‍ ‍‌ ‌​‌‍‌‌‌‍ ‍‌ ‌​​‍ ‌‍‌‌‌‍‌​‌‍‍‌‌ ‌​​‍ ‌‍ ‌‌‍ ‌‍‌​‌‍‌‌​ ‌‌ ​​‌ ​‍‌‍‌‌‌ ​ ‌‍‌‌‌‍ ‍‌ ‌​‌‍​‌‌ ‌​‌‍‍‌‌‍ ‌‍ ‍​ ‍ ‌‍‍‌‌‍‌​​ ‌‌‍​ ‌‍​‍​ ‌​‌‍‌‌​ ​ ‌‍​‌‌‍​ ‌‍​‍​‍ ‌​ ‌‍​ ‍​​ ​‍​ ​ ​‍ ‌​ ‌​‌‍​ ​ ‌​​ ‌​​‍ ‌​ ‍​‌‍​‍‌‍‌​‌‍‌‌​‍ ‌​ ​‌‌‍​‌‌‍​‌‌‍​‍‌‍‌‌​ ‍‌​ ​‌‌‍​‌​ ‍‌‌‍‌‍‌‍​‌​ ​ ​ ‍ ‌ ‌​‌ ‍‌‌ ​​‌‍‌‌​ ‌‌ ​​‌‍​‌‌‍‌ ‌‍‌‌​ ‍ ‌ ​​‌‍​‌‌ ‌​‌‍‍​​ ‌‌ ​​‌‍​‌‌‍‌ ‌‍‌‌‌​​‍‌ ‌‌‌‍‍‌‌‍ ​‌‍‌​‌‍‌‌‌ ​‍​‍‌‌​ ‌‌‌​​‍‌‌ ‌‍‍ ‌‍‌‌‌ ‍‌​‍‌‌​ ​ ‌​‌​​‍‌‌​ ​ ‌​‌​​‍‌‌​ ​‍​ ​‍‌‍‌​‌‍​‌‌‍​‌​ ‌​​ ​ ​ ‌‌‌‍‌​‌‍‌‍​ ‌‌​ ‌‌​ ​​​ ‍​​‍‌‌​ ​‍​ ​‍​‍‌‌​ ‌‌‌​‌​​‍ ‍‌‍​ ‌‍ ‌‍ ‍‌ ‌​‌‍‌‌‌‍ ‍‌ ‌​​‍‌‌​ ‌‌‌​​‍‌‌ ‌‍‍ ‌‍‌‌‌ ‍‌​‍‌‌​ ​ ‌​‌​​‍‌‌​ ​ ‌​‌​​‍‌‌​ ​‍​ ​‍​ ​‌​ ​​​ ‌‍​ ‍‌​ ‌‌‌‍​ ​ ​‍‌‍​‌​ ‌​​ ‌‍‌‍​‍​ ‍‌​‍‌‌​ ​‍​ ​‍​‍‌‌​ ‌‌‌​‌​​‍ ‍‌‍​ ‌‍‍​‌‍‍‌‌‍ ​‌‍‌​‌ ​‍‌‍‌‌‌‍ ‍​‍‌‌​ ‌‌‌​​‍‌‌ ‌‍‍ ‌‍‌‌‌ ‍‌​‍‌‌​ ​ ‌​‌​​‍‌‌​ ​ ‌​‌​​‍‌‌​ ​‍​ ​‍​ ​‌​ ​‍​ ‌ ‌‍​ ‌‍‌‍​ ‌​​ ‍‌​ ‌‌​ ​‌‌‍​ ​ ‌​‌‍‌​​‍‌‌​ ​‍​ ​‍​‍‌‌​ ‌‌‌​‌​​‍ ‍‌ ‌​‌‍‌‌‌ ‍​‌ ‌​​ ‌‍​‍‌‍​‌‌ ​ ‌‍‌‌‌‌‌‌‌ ​‍‌‍ ​​ ‌‌‍‍​‌ ‌​‌ ‌​‌ ​​‌ ​ ​‍‌‌​ ​‍‌​‌‍​‍‌‌​ ​‍‌​‌‍‌‍‌‍‌‍ ‌ ​‍‌ ​ ‌‍‌‌‌ ‌​‌‍‍‌​‍ ‌‌‍‍‌‌ ​ ‌‍ ​‌‍​‌‌‍ ‍‌‍‌​‌ ​ ​‍ ‍‌ ‌‍‌‍‌‌‌ ​‍‌‍​ ‌‍‌‌‌‍ ​​‍ ‍‌‍​‌‌ ​​‌ ​​​‍‌‌​ ​‍‌​‌‍‌ ​ ‌ ‌​‌ ‌‌‌‍‌​‌‍‍‌‌‍ ​‍‌‍‌‍‍‌‌‍‌​​ ‌‌‍​ ‌‍​‍​ ‌​‌‍‌‌​ ​ ‌‍​‌‌‍​ ‌‍​‍​‍ ‌​ ‌‍​ ‍​​ ​‍​ ​ ​‍ ‌​ ‌​‌‍​ ​ ‌​​ ‌​​‍ ‌​ ‍​‌‍​‍‌‍‌​‌‍‌‌​‍ ‌​ ​‌‌‍​‌‌‍​‌‌‍​‍‌‍‌‌​ ‍‌​ ​‌‌‍​‌​ ‍‌‌‍‌‍‌‍​‌​ ​ ​‍‌‍‌ ‌​‌ ‍‌‌ ​​‌‍‌‌​ ‌‌ ​​‌‍​‌‌‍‌ ‌‍‌‌​‍‌‍‌ ​​‌‍​‌‌ ‌​‌‍‍​​ ‌‌ ​​‌‍​‌‌‍‌ ‌‍‌‌‌​​‍‌ ‌‌‌‍‍‌‌‍ ​‌‍‌​‌‍‌‌‌ ​‍​‍‌‌​ ‌‌‌​​‍‌‌ ‌‍‍ ‌‍‌‌‌ ‍‌​‍‌‌​ ​ ‌​‌​​‍‌‌​ ​ ‌​‌​​‍‌‌​ ​‍​ ​‍‌‍‌​‌‍​‌‌‍​‌​ ‌​​ ​ ​ ‌‌‌‍‌​‌‍‌‍​ ‌‌​ ‌‌​ ​​​ ‍​​‍‌‌​ ​‍​ ​‍​‍‌‌​ ‌‌‌​‌​​‍ ‍‌‍​ ‌‍ ‌‍ ‍‌ ‌​‌‍‌‌‌‍ ‍‌ ‌​​‍‌‌​ ‌‌‌​​‍‌‌ ‌‍‍ ‌‍‌‌‌ ‍‌​‍‌‌​ ​ ‌​‌​​‍‌‌​ ​ ‌​‌​​‍‌‌​ ​‍​ ​‍​ ​‌​ ​​​ ‌‍​ ‍‌​ ‌‌‌‍​ ​ ​‍‌‍​‌​ ‌​​ ‌‍‌‍​‍​ ‍‌​‍‌‌​ ​‍​ ​‍​‍‌‌​ ‌‌‌​‌​​‍ ‍‌‍​ ‌‍‍​‌‍‍‌‌‍ ​‌‍‌​‌ ​‍‌‍‌‌‌‍ ‍​‍‌‌​ ‌‌‌​​‍‌‌ ‌‍‍ ‌‍‌‌‌ ‍‌​‍‌‌​ ​ ‌​‌​​‍‌‌​ ​ ‌​‌​​‍‌‌​ ​‍​ ​‍​ ​‌​ ​‍​ ‌ ‌‍​ ‌‍‌‍​ ‌​​ ‍‌​ ‌‌​ ​‌‌‍​ ​ ‌​‌‍‌​​‍‌‌​ ​‍​ ​‍​‍‌‌​ ‌‌‌​‌​​‍ ‍‌ ‌​‌‍‌‌‌ ‍​‌ ‌​​‍‌‍‌ ​​‌‍‌‌‌ ​‍‌ ​ ‌ ​​‌‍‌‌‌‍​ ‌ ‌​‌‍‍‌‌ ‌‍‌‍‌‌​ ‌‌ ​​‌ ‌‌‌‍​‍‌‍ ​‌‍‍‌‌ ​ ‌‍‍​‌‍‌‌‌‍‌​​‍​‍‌ ‌
Virtual visit to the President's Estate at Bessastaðir​​​​‌ ‍ ​‍​‍‌‍ ‌ ​‍‌‍‍‌‌‍‌ ‌‍‍‌‌‍ ‍​‍​‍​ ‍‍​‍​‍‌ ​ ‌‍​‌‌‍ ‍‌‍‍‌‌ ‌​‌ ‍‌​‍ ‍‌‍‍‌‌‍ ​‍​‍​‍ ​​‍​‍‌‍‍​‌ ​‍‌‍‌‌‌‍‌‍​‍​‍​ ‍‍​‍​‍‌‍‍​‌ ‌​‌ ‌​‌ ​​‌ ​ ​‍ ​‍ ‌‍‌‍‌‍ ‌ ​‍‌ ​ ‌‍‌‌‌ ‌​‌‍‍‌​‍ ‌‌‍‍‌‌ ​ ‌‍ ​‌‍​‌‌‍ ‍‌‍‌​‌ ​ ​‍ ‍‌ ‌‍‌‍‌‌‌ ​‍‌‍​ ‌‍‌‌‌‍ ​​‍ ‍‌‍​‌‌ ​​‌ ​​​‍ ‌ ​ ‌ ‌​‌ ‌‌‌‍‌​‌‍‍‌‌‍ ​‍ ‌‍‍‌‌‍ ‍‌ ‌​‌‍‌‌‌‍ ‍‌ ‌​​‍ ‌‍‌‌‌‍‌​‌‍‍‌‌ ‌​​‍ ‌‍ ‌‌‍ ‌‍‌​‌‍‌‌​ ‌‌ ​​‌ ​‍‌‍‌‌‌ ​ ‌‍‌‌‌‍ ‍‌ ‌​‌‍​‌‌ ‌​‌‍‍‌‌‍ ‌‍ ‍​ ‍ ‌‍‍‌‌‍‌​​ ‌‌‍​‌‌ ​‍‌ ‌​‌​‌ ‌‍​‌‌‍ ​‌‍ ​‌‍‌‌‌ ​‍‌ ‍‌​‍ ‌‌‍‌‌‌‍ ‍​ ‍ ‌ ‌​‌ ‍‌‌ ​​‌‍‌‌​ ‌‌‍​‌‌ ​‍‌ ‌​‌​‌ ‌‍​‌‌‍ ​‌‍ ​‌‍‌‌‌ ​‍‌ ‍‌​ ‍ ‌ ​​‌‍​‌‌ ‌​‌‍‍​​ ‌‌‍ ​‌‍​‌‌‍​‍‌‍‌‌‌‍ ​​ ‌‍​‍‌‍​‌‌ ​ ‌‍‌‌‌‌‌‌‌ ​‍‌‍ ​​ ‌‌‍‍​‌ ‌​‌ ‌​‌ ​​‌ ​ ​‍‌‌​ ​‍‌​‌‍​‍‌‌​ ​‍‌​‌‍‌‍‌‍‌‍ ‌ ​‍‌ ​ ‌‍‌‌‌ ‌​‌‍‍‌​‍ ‌‌‍‍‌‌ ​ ‌‍ ​‌‍​‌‌‍ ‍‌‍‌​‌ ​ ​‍ ‍‌ ‌‍‌‍‌‌‌ ​‍‌‍​ ‌‍‌‌‌‍ ​​‍ ‍‌‍​‌‌ ​​‌ ​​​‍‌‌​ ​‍‌​‌‍‌ ​ ‌ ‌​‌ ‌‌‌‍‌​‌‍‍‌‌‍ ​‍‌‍‌‍‍‌‌‍‌​​ ‌‌‍​‌‌ ​‍‌ ‌​‌​‌ ‌‍​‌‌‍ ​‌‍ ​‌‍‌‌‌ ​‍‌ ‍‌​‍ ‌‌‍‌‌‌‍ ‍​‍‌‍‌ ‌​‌ ‍‌‌ ​​‌‍‌‌​ ‌‌‍​‌‌ ​‍‌ ‌​‌​‌ ‌‍​‌‌‍ ​‌‍ ​‌‍‌‌‌ ​‍‌ ‍‌​‍‌‍‌ ​​‌‍​‌‌ ‌​‌‍‍​​ ‌‌‍ ​‌‍​‌‌‍​‍‌‍‌‌‌‍ ​​‍‌‍‌ ​​‌‍‌‌‌ ​‍‌ ​ ‌ ​​‌‍‌‌‌‍​ ‌ ‌​‌‍‍‌‌ ‌‍‌‍‌‌​ ‌‌ ​​‌ ‌‌‌‍​‍‌‍ ​‌‍‍‌‌ ​ ‌‍‍​‌‍‌‌‌‍‌​​‍​‍‌ ‌